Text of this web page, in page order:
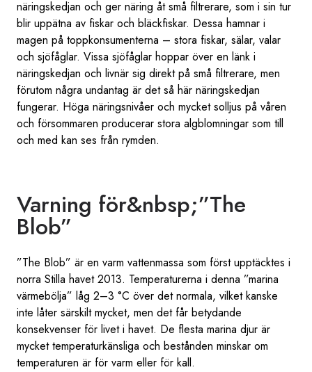
näringskedjan och ger näring åt små filtrerare, som i sin tur
blir uppätna av fiskar och bläckfiskar. Dessa hamnar i
magen på toppkonsumenterna – stora fiskar, sälar, valar
och sjöfåglar. Vissa sjöfåglar hoppar över en länk i
näringskedjan och livnär sig direkt på små filtrerare, men
förutom några undantag är det så här näringskedjan
fungerar. Höga näringsnivåer och mycket solljus på våren
och försommaren producerar stora algblomningar som till
och med kan ses från rymden.
Varning för&nbsp;”The
Blob”
”The Blob” är en varm vattenmassa som först upptäcktes i
norra Stilla havet 2013. Temperaturerna i denna ”marina
värmebölja” låg 2–3 °C över det normala, vilket kanske
inte låter särskilt mycket, men det får betydande
konsekvenser för livet i havet. De flesta marina djur är
mycket temperaturkänsliga och bestånden minskar om
temperaturen är för varm eller för kall.